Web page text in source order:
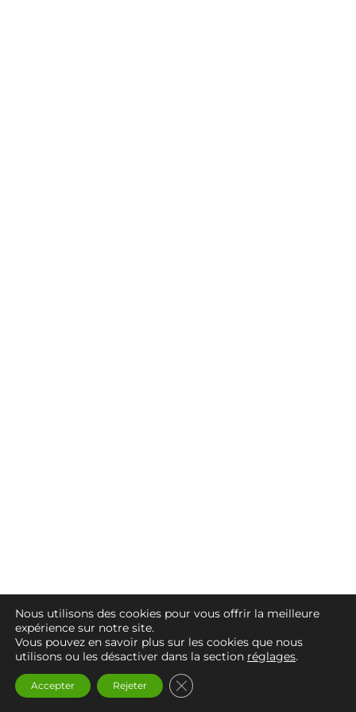
Nous utilisons des cookies pour vous offrir la meilleure
expérience sur notre site.
Vous pouvez en savoir plus sur les cookies que nous
utilisons ou les désactiver dans la section réglages.
Accepter Rejeter FERMER LA BANNIÈRE